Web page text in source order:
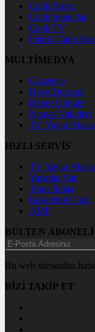
Canlı Borsa
Canlı Sonuçlar
Canlı TV
Futbol Canlı
MULTİMEDYA
Gazeteler
Hava Durumu
Haber Gönder
Namaz Vakitleri
TV Yayın
HIZLI SERVİS
TV Yayın
Yazarlar Site
Tenis İddaa
Basketbol Canlı
AMP
BÜLTEN
Bu web sitesinden
BİZİ TAKİP ET